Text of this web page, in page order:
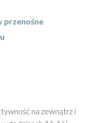
na zewnątrz i